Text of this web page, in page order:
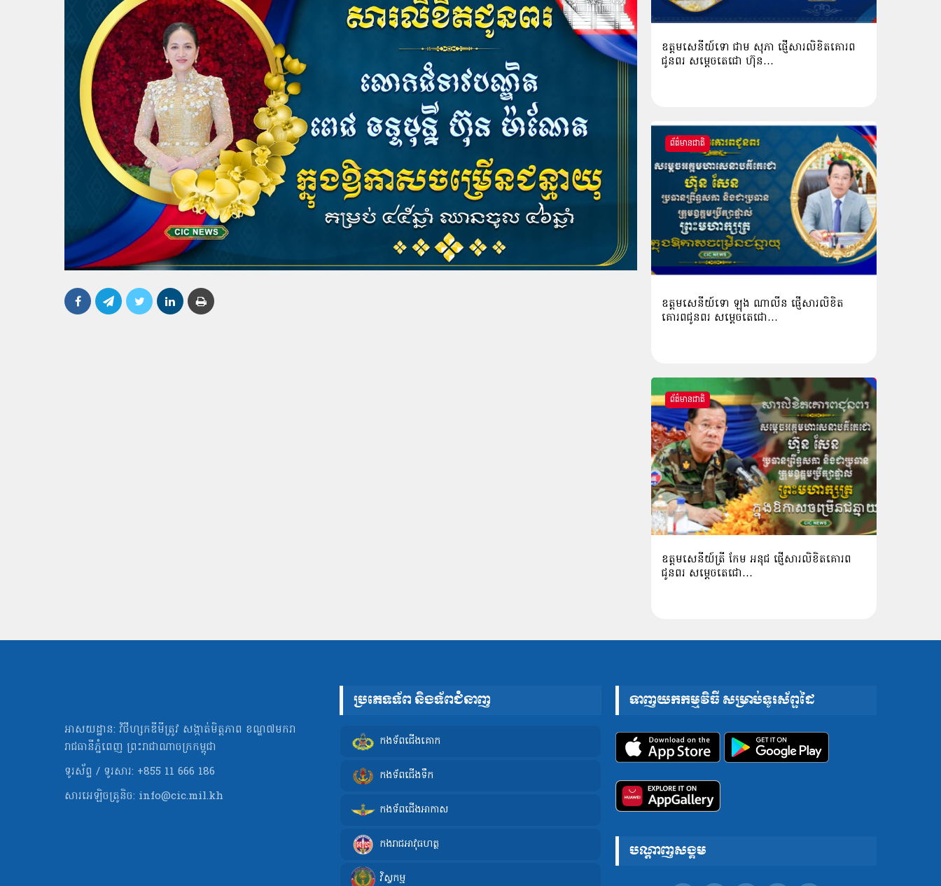
ឧត្តមសេនីយ៍ទោ ជាម សុភា ផ្ញើសារលិខិតគោរព
ជូនពរ សម្ដេចតេជោ ហ៊ុន…
ព័ត៌មានជាតិ
ឧត្ដមសេនីយ៍ទោ ឡុង ណាលីន ផ្ញើសារលិខិត
គោរពជូនពរ សម្ដេចតេជោ…
ព័ត៌មានជាតិ
ឧត្តមសេនីយ៍ត្រី កែម អនុជ ផ្ញើសារលិខិតគោរព
ជូនពរ សម្ដេចតេជោ…
អាសយដ្ឋាន: វិថីហ្សកឌីមីត្រូវ សង្កាត់មិត្ដភាព ខណ្ឌ៧មករា
រាជធានីភ្នំពេញ ព្រះរាជាណាចក្រកម្ពុជា
ទូរស័ព្ទ / ទូរសារ: +855 11 666 186
សារអេឡិចត្រូនិច: info@cic.mil.kh
ប្រភេទទ័ព និងទ័ពជំនាញ
កងទ័ពជើងគោក
កងទ័ពជើងទឹក
កងទ័ពជើងអាកាស
កងរាជអាវុធហត្ថ
វិស្វកម្ម
ទាញយកកម្មវិធី សម្រាប់ទូរស័ព្ទដៃ
បណ្តាញសង្គម